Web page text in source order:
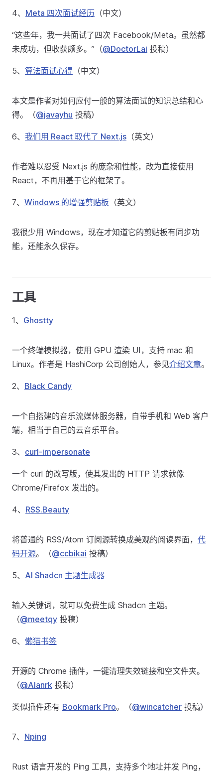
4、 Meta 四次面试经历 （中文）
“这些年，我一共面试了四次 Facebook/Meta。虽然都
未成功，但收获颇多。”（@DoctorLai 投稿）
5、 算法面试心得 （中文）
本文是作者对如何应付一般的算法面试的知识总结和心
得。（@javayhu 投稿）
6、 我们用 React 取代了 Next.js （英文）
作者难以忍受 Next.js 的庞杂和性能，改为直接使用
React，不再用基于它的框架了。
7、 Windows 的增强剪贴板 （英文）
我很少用 Windows，现在才知道它的剪贴板有同步功
能，还能永久保存。
工具
1、 Ghostty
一个终端模拟器，使用 GPU 渲染 UI，支持 mac 和
Linux。作者是 HashiCorp 公司创始人，参见介绍文章。
2、 Black Candy
一个自搭建的音乐流媒体服务器，自带手机和 Web 客户
端，相当于自己的云音乐平台。
3、 curl-impersonate
一个 curl 的改写版，使其发出的 HTTP 请求就像
Chrome/Firefox 发出的。
4、 RSS.Beauty
将普通的 RSS/Atom 订阅源转换成美观的阅读界面， 代
码开源。（@ccbikai 投稿）
5、 AI Shadcn 主题生成器
输入关键词，就可以免费生成 Shadcn 主题。
（@meetqy 投稿）
6、 懒猫书签
开源的 Chrome 插件，一键清理失效链接和空文件夹。
（@Alanrk 投稿）
类似插件还有 Bookmark Pro。（@wincatcher 投稿）
7、 Nping
Rust 语言开发的 Ping 工具，支持多个地址并发 Ping，